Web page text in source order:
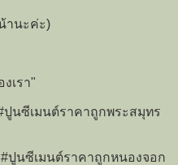
านะค่ะ)
เรา"
นซีเมนต์ราคาถูกพระสมุทร
ปูนซีเมนต์ราคาถูกหนองจอก